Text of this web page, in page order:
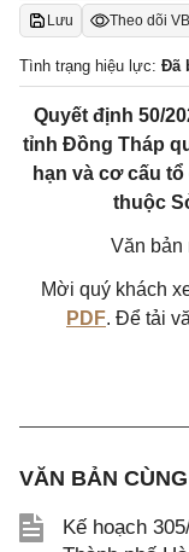
Lưu Theo dõi VB
Tình trạng hiệu lực: Đã
Quyết định 50/
tỉnh Đồng Tháp
hạn và cơ cấu
thuộc
Văn bản
Mời quý khách
PDF. Để tải
VĂN BẢN
Kế hoạch